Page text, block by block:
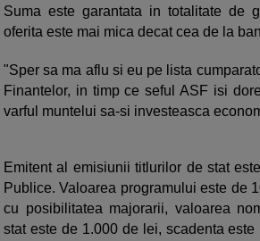
Suma este garantata in totalitate de
oferita este mai mica decat cea de la
"Sper sa ma aflu si eu pe lista
Finantelor, in timp ce seful ASF isi
varful muntelui sa-si investeasca
Emitent al emisiunii titlurilor de stat
Publice. Valoarea programului este de
cu posibilitatea majorarii, valoarea
stat este de 1.000 de lei, scadenta este